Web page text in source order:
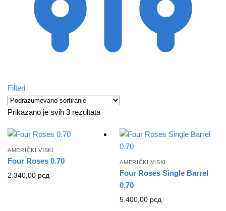
Filteri
Prikazano je svih 3 rezultata
AMERIČKI VISKI
Four Roses 0.70
2.340,00 рсд
AMERIČKI VISKI
Four Roses Single Barrel
0.70
5.400,00 рсд